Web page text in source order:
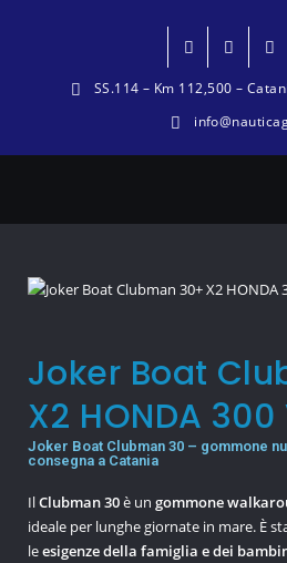
SS.114 – Km 112,500 –
Joker Boat
X2 HONDA 300
Joker Boat Clubman 30 – gommone
consegna a Catania
IlClubman 30è un gommone
ideale per lunghe giornate in mare. È
leesigenze della famiglia e dei